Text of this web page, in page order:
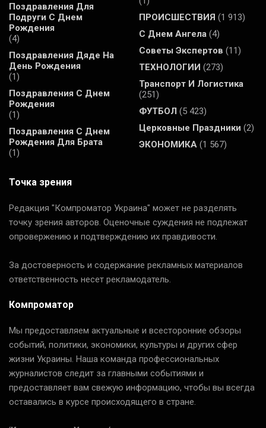
Поздравления Для
Подруги С Днем
Рождения
(4)
Поздравления Дяде На
День Рождения
(1)
Поздравления С Днем
Рождения
(1)
Поздравления С Днем
Рождения Для Брата
(1)
ПРОИСШЕСТВИЯ (1 913)
С Днем Ангела (4)
Советы Экспертов (11)
ТЕХНОЛОГИИ (273)
Транспорт И Логистика
(251)
ФУТБОЛ (5 423)
Церковные Праздники (2)
ЭКОНОМИКА (1 567)
Точка зрения
Редакция "Компроматор Украина" может не разделять
точку зрения авторов. Оценочные суждения не подлежат
опровержению и подтверждению их правдивости.
За достоверность и содержание рекламных материалов
ответственность несет рекламодатель.
Компроматор
Мы предоставляем актуальные и всесторонние обзоры
событий, политики, экономики, культуры и других сфер
жизни Украины. Наша команда профессиональных
журналистов следит за главными событиями и
предоставляет вам свежую информацию, чтобы вы всегда
оставались в курсе происходящего в стране.